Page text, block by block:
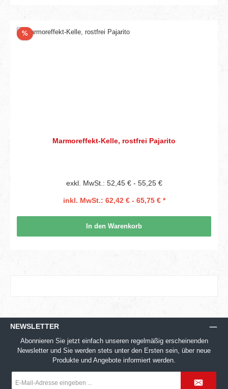
%Rabatt
Marmoreffekt-Kelle, rostfrei Pajarito
exkl. MwSt.: 52,45 € - 55,25 €
inkl. MwSt.: 62,42 € - 65,75 € *
In den Warenkorb
NEWSLETTER
Abonnieren Sie jetzt einfach unseren regelmäßig erscheinenden
Newsletter und Sie werden stets unter den Ersten sein, über neue
Produkte und Angebote informiert werden.
Mail-